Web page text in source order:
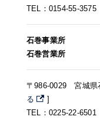
TEL：0154-55-
石巻事業所
石巻営業所
〒986-0029 宮城
る
]
TEL：0225-22-